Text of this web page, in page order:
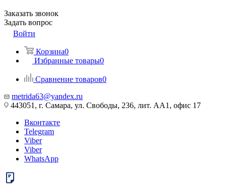
Заказать звонок
Задать вопрос
Войти
Корзина0
Избранные товары0
Сравнение товаров0
metrida63@yandex.ru
443051, г. Самара, ул. Свободы, 236, лит. АА1, офис 17
Вконтакте
Telegram
Viber
Viber
WhatsApp